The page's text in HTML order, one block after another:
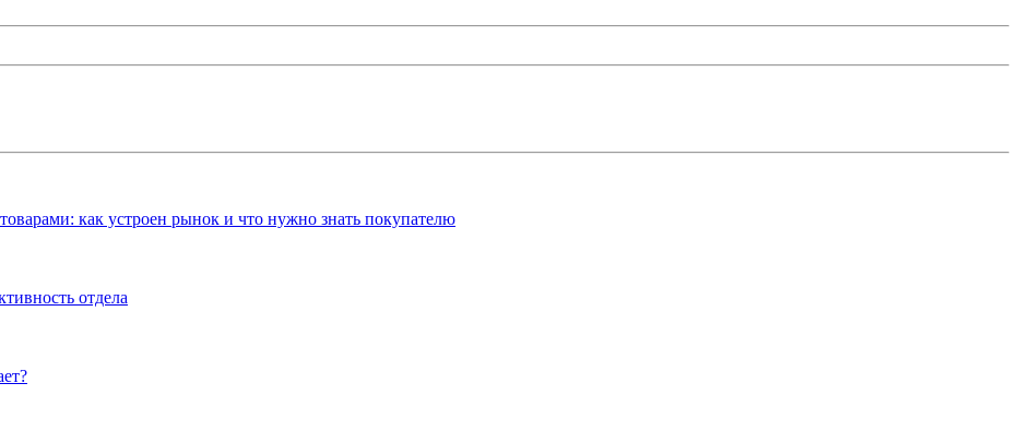
как устроен рынок и что нужно знать покупателю
отдела